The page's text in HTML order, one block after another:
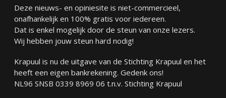
Deze nieuws- en opiniesite is niet-commercieel,
onafhankelijk en 100% gratis voor iedereen.
Dat is enkel mogelijk door de steun van onze lezers.
Wij hebben jouw steun hard nodig!
Krapuul is nu de uitgave van de Stichting Krapuul en het
heeft een eigen bankrekening. Gedenk ons!
NL96 SNSB 0339 8969 06 t.n.v. Stichting Krapuul